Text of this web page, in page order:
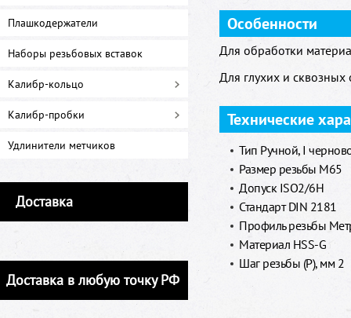
Плашкодержатели
Наборы резьбовых вставок
Калибр-кольцо
Калибр-пробки
Удлинители метчиков
Доставка
Доставка в любую точку РФ
Особенности
Для обработки
Для глухих и сквозных
Технические
Тип Ручной, I
Размер резьбы M65
Допуск ISO2/6H
Стандарт DIN 2181
Профиль резьбы
Материал HSS-G
Шаг резьбы (P), мм 2